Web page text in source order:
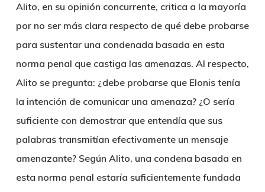
Alito, en su opinión concurrente, critica a la mayoría
por no ser más clara respecto de qué debe probarse
para sustentar una condenada basada en esta
norma penal que castiga las amenazas. Al respecto,
Alito se pregunta: ¿debe probarse que Elonis tenía
la intención de comunicar una amenaza? ¿O sería
suficiente con demostrar que entendía que sus
palabras transmitían efectivamente un mensaje
amenazante? Según Alito, una condena basada en
esta norma penal estaría suficientemente fundada